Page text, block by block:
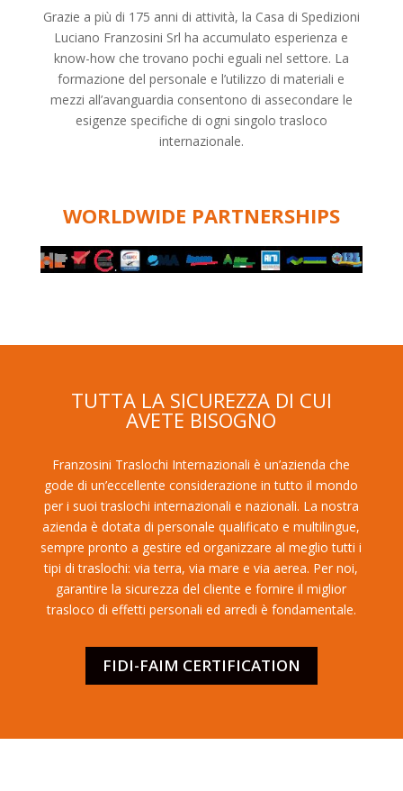
Grazie a più di 175 anni di attività, la Casa di Spedizioni
Luciano Franzosini Srl ha accumulato esperienza e
know-how che trovano pochi eguali nel settore. La
formazione del personale e l’utilizzo di materiali e
mezzi all’avanguardia consentono di assecondare le
esigenze specifiche di ogni singolo trasloco
internazionale.
WORLDWIDE PARTNERSHIPS
TUTTA LA SICUREZZA DI CUI
AVETE BISOGNO
Franzosini Traslochi Internazionali è un’azienda che
gode di un’eccellente considerazione in tutto il mondo
per i suoi traslochi internazionali e nazionali. La nostra
azienda è dotata di personale qualificato e multilingue,
sempre pronto a gestire ed organizzare al meglio tutti i
tipi di traslochi: via terra, via mare e via aerea. Per noi,
garantire la sicurezza del cliente e fornire il miglior
trasloco di effetti personali ed arredi è fondamentale.
FIDI-FAIM CERTIFICATION